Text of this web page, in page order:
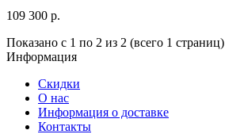
109 300 р.
Показано с 1 по 2 из 2 (всего 1 страниц)
Информация
Скидки
О нас
Информация о доставке
Контакты